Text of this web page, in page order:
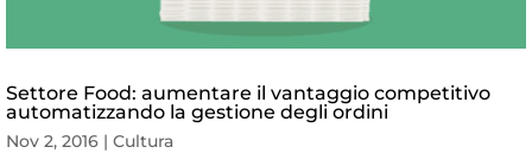
Settore Food: aumentare il vantaggio competitivo
automatizzando la gestione degli ordini
Nov 2, 2016 | Cultura